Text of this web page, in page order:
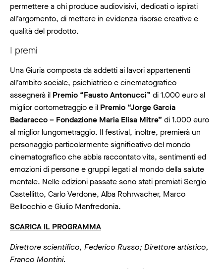
permettere a chi produce audiovisivi, dedicati o ispirati
all’argomento, di mettere in evidenza risorse creative e
qualità del prodotto.
I premi
Una Giuria composta da addetti ai lavori appartenenti
all’ambito sociale, psichiatrico e cinematografico
assegnerà il Premio “Fausto Antonucci” di 1.000 euro al
miglior cortometraggio e il Premio “Jorge Garcia
Badaracco – Fondazione Maria Elisa Mitre” di 1.000 euro
al miglior lungometraggio. Il festival, inoltre, premierà un
personaggio particolarmente significativo del mondo
cinematografico che abbia raccontato vita, sentimenti ed
emozioni di persone e gruppi legati al mondo della salute
mentale. Nelle edizioni passate sono stati premiati Sergio
Castellitto, Carlo Verdone, Alba Rohrwacher, Marco
Bellocchio e Giulio Manfredonia.
SCARICA IL PROGRAMMA
Direttore scientifico, Federico Russo; Direttore artistico,
Franco Montini.